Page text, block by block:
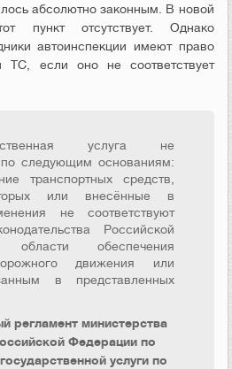
абсолютно законным. В новой
пункт отсутствует. Однако
автоинспекции имеют право
ТС, если оно не соответствует
услуга не
по следующим основаниям:
транспортных средств,
или внесённые в
не соответствуют
Российской
обеспечения
движения или
в представленных
регламент министерства
Федерации по
услуги по